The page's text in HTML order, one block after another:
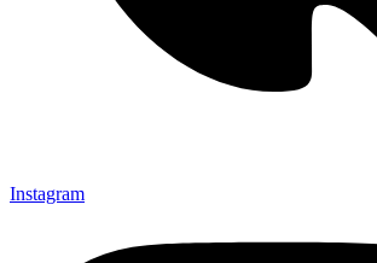
Instagram